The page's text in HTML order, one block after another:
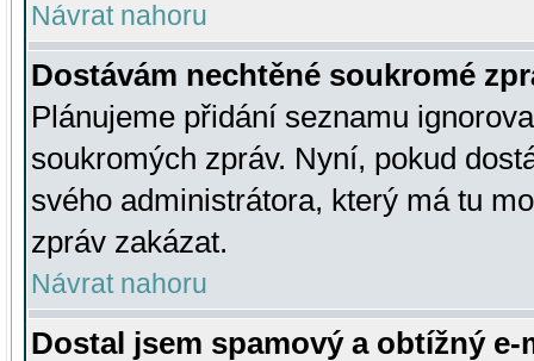
Návrat nahoru
Dostávám nechtěné soukromé
Plánujeme přidání seznamu
soukromých zpráv. Nyní, pokud
svého administrátora, který má tu
zpráv zakázat.
Návrat nahoru
Dostal jsem spamový a obtížný